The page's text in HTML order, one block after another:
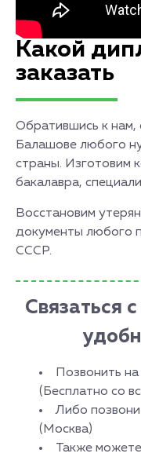
Какой
заказать
Обратившись к нам,
Балашове любого
страны. Изготовим
бакалавра,
Восстановим
документы любого
СССР.
Связаться
Позвонить
(Бесплатно со
Либо
(Москва)
Также